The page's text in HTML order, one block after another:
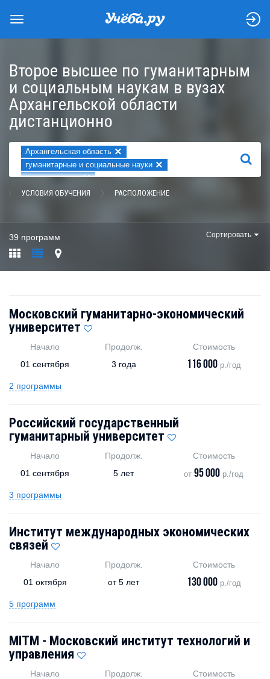
Второе высшее по гуманитарным
и социальным наукам в вузах
Архангельской области
дистанционно
Архангельская область ×
гуманитарные и социальные науки ×
дистанционная ×
НАЙТИ
УСЛОВИЯ ОБУЧЕНИЯ РАСПОЛОЖЕНИЕ
39 программ Сортировать
Московский гуманитарно-экономический
университет
Начало
01 сентября
Продолж.
3 года
Стоимость
116 000р./год
2 программы
Российский государственный
гуманитарный университет
Начало
01 сентября
Продолж.
5 лет
Стоимость
от95 000 р./год
3 программы
Институт международных экономических
связей
Начало
01 октября
Продолж.
от5 лет
Стоимость
130 000р./год
5 программ
MITM - Московский институт технологий и
управления
Начало
Продолж.
Стоимость